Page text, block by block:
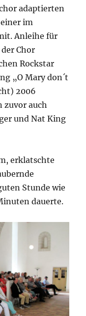
adaptierten
im
Anleihe für
Chor
Rockstar
„O Mary don´t
2006
zuvor auch
und Nat King
erklatschte
Stunde wie
dauerte.